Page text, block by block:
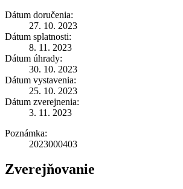
Dátum doručenia:
27. 10. 2023
Dátum splatnosti:
8. 11. 2023
Dátum úhrady:
30. 10. 2023
Dátum vystavenia:
25. 10. 2023
Dátum zverejnenia:
3. 11. 2023
Poznámka:
2023000403
Zverejňovanie